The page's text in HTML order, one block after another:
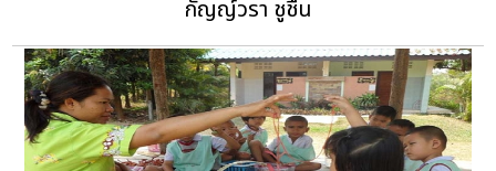
กัญญ์วรา ชูชื่น